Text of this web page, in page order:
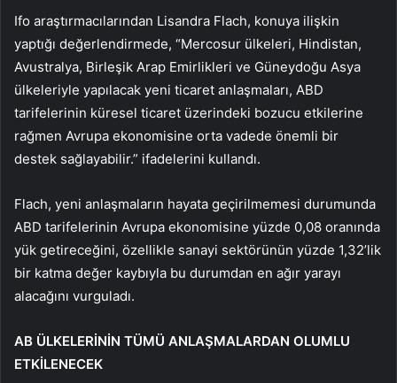
Ifo araştırmacılarından Lisandra Flach, konuya ilişkin
yaptığı değerlendirmede, “Mercosur ülkeleri, Hindistan,
Avustralya, Birleşik Arap Emirlikleri ve Güneydoğu Asya
ülkeleriyle yapılacak yeni ticaret anlaşmaları, ABD
tarifelerinin küresel ticaret üzerindeki bozucu etkilerine
rağmen Avrupa ekonomisine orta vadede önemli bir
destek sağlayabilir.” ifadelerini kullandı.
Flach, yeni anlaşmaların hayata geçirilmemesi durumunda
ABD tarifelerinin Avrupa ekonomisine yüzde 0,08 oranında
yük getireceğini, özellikle sanayi sektörünün yüzde 1,32’lik
bir katma değer kaybıyla bu durumdan en ağır yarayı
alacağını vurguladı.
AB ÜLKELERİNİN TÜMÜ ANLAŞMALARDAN OLUMLU
ETKİLENECEK